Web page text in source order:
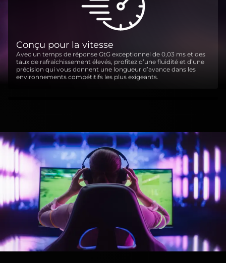
Conçu pour la vitesse
Avec un temps de réponse GtG exceptionnel de 0,03 ms et des
taux de rafraîchissement élevés, profitez d’une fluidité et d’une
précision qui vous donnent une longueur d’avance dans les
environnements compétitifs les plus exigeants.